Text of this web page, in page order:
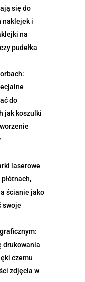
się do
naklejek i
na
pudełka
do
jak koszulki
laserowe
ścianie jako
swoje
drukowania
czemu
zdjęcia w